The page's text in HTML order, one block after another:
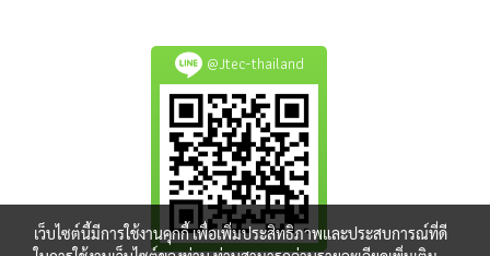
@Jtec-thailand
เว็บไซต์นี้มีการใช้งานคุกกี้ เพื่อเพิ่มประสิทธิภาพและประสบการณ์ที่ดี